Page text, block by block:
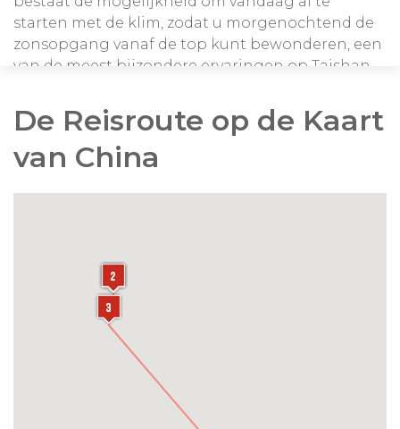
starten met de klim, zodat u morgenochtend de
zonsopgang vanaf de top kunt bewonderen, een
van de meest bijzondere ervaringen op Taishan.
planning en eventuele overnachtingen op de
berg goed voor u kunnen organiseren.
De Reisroute op de Kaart
van China